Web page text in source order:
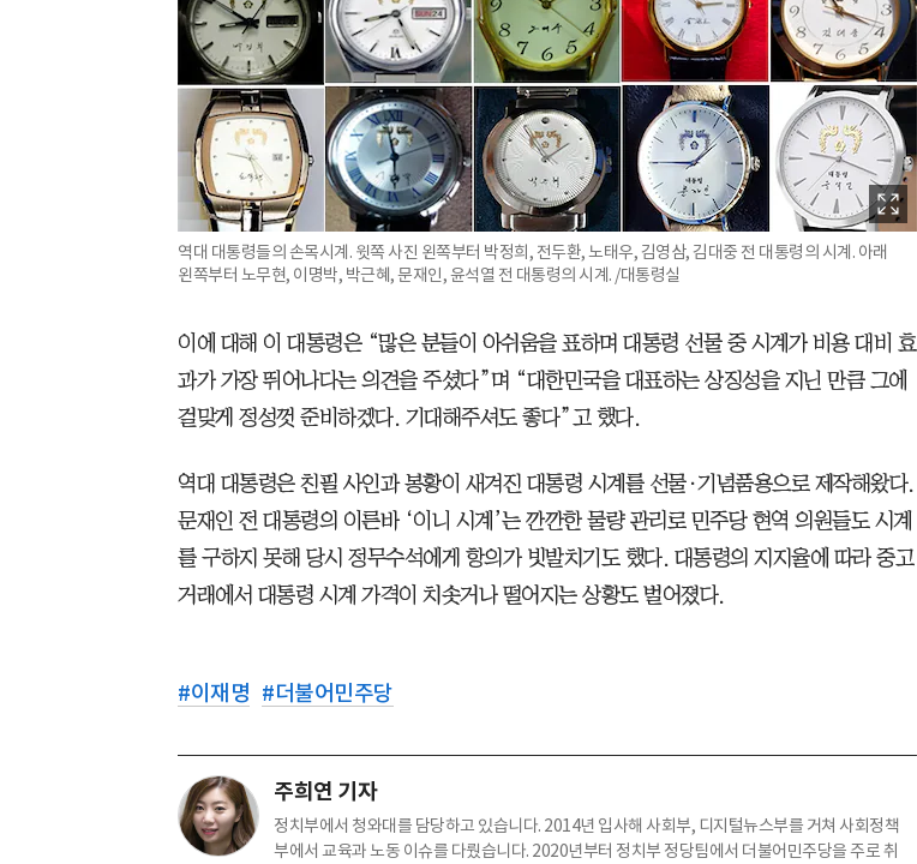
역대 대통령들의 손목시계. 윗쪽 사진 왼쪽부터 박정희, 전두환, 노태우, 김영삼, 김대중 전 대통령의 시계. 아래
왼쪽부터 노무현, 이명박, 박근혜, 문재인, 윤석열 전 대통령의 시계. /대통령실
이에 대해 이 대통령은 “많은 분들이 아쉬움을 표하며 대통령 선물 중 시계가 비용 대비 효
과가 가장 뛰어나다는 의견을 주셨다”며 “대한민국을 대표하는 상징성을 지닌 만큼 그에
걸맞게 정성껏 준비하겠다. 기대해주셔도 좋다”고 했다.
역대 대통령은 친필 사인과 봉황이 새겨진 대통령 시계를 선물·기념품용으로 제작해왔다.
문재인 전 대통령의 이른바 ‘이니 시계’는 깐깐한 물량 관리로 민주당 현역 의원들도 시계
를 구하지 못해 당시 정무수석에게 항의가 빗발치기도 했다. 대통령의 지지율에 따라 중고
거래에서 대통령 시계 가격이 치솟거나 떨어지는 상황도 벌어졌다.
#이재명 #더불어민주당
주희연 기자
정치부에서 청와대를 담당하고 있습니다. 2014년 입사해 사회부, 디지털뉴스부를 거쳐 사회정책
부에서 교육과 노동 이슈를 다뤘습니다. 2020년부터 정치부 정당팀에서 더불어민주당을 주로 취